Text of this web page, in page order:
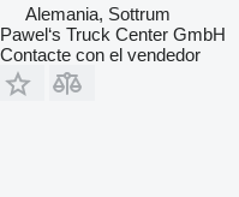
Alemania, Sottrum
Pawel‘s Truck Center GmbH
Contacte con el vendedor